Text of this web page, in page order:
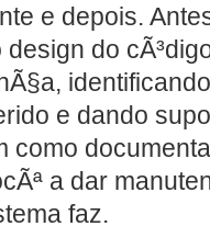
e depois.
do
e dando
como
a dar
faz.